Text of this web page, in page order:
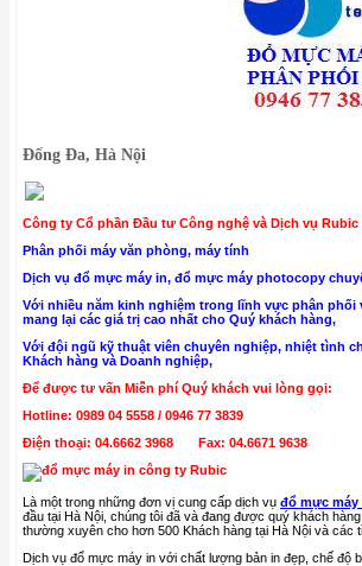
Đống Đa, Hà Nội
Công ty Cổ phần Đầu tư Công nghệ và Dịch vụ Rubic
Phân phối máy văn phòng, máy tính
Dịch vụ đổ mực máy in, đổ mực máy photocopy
Với nhiều năm kinh nghiệm trong lĩnh vực phân
mang lại các giá trị cao nhất cho Quý khách hàng,
Với đội ngũ kỹ thuật viên chuyên nghiệp, nhiệt tình
Khách hàng và Doanh nghiệp,
Để được tư vấn Miễn phí Quý khách vui lòng gọi:
Hotline: 0989 04 5558 / 0946 77 3839
Điện thoại: 04.6662 3968 Fax: 04.6671 9638
Là một trong những đơn vị cung cấp dịch vụ đổ mực máy
đầu tại Hà Nội, chúng tôi đã và đang được quý khách
thường xuyên cho hơn 500 Khách hàng tại Hà Nội và các
Dịch vụ đổ mực máy in với chất lượng bản in đẹp, chế độ